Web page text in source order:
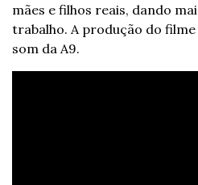
mães e filhos reais, dando
trabalho. A produção do
som da A9.